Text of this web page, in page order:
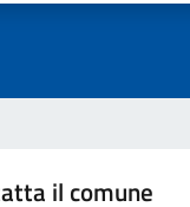
il comune